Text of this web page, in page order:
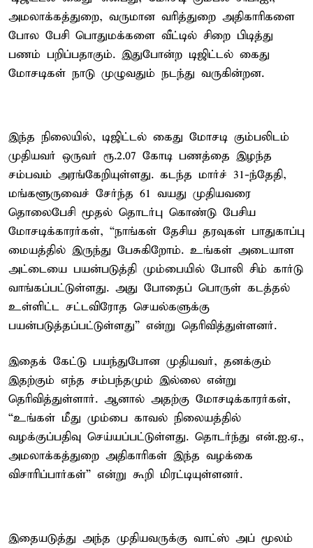
அமலாக்கத்துறை, வருமான வரித்துறை அதிகாரிகளை
போல பேசி பொதுமக்களை வீட்டில் சிறை பிடித்து
பணம் பறிப்பதாகும். இதுபோன்ற டிஜிட்டல் கைது
மோசடிகள் நாடு முழுவதும் நடந்து வருகின்றன.
இந்த நிலையில், டிஜிட்டல் கைது மோசடி கும்பலிடம்
முதியவர் ஒருவர் ரூ.2.07 கோடி பணத்தை இழந்த
சம்பவம் அரங்கேறியுள்ளது. கடந்த மார்ச் 31-ந்தேதி,
மங்களூருவைச் சேர்ந்த 61 வயது முதியவரை
தொலைபேசி மூதல் தொடர்பு கொண்டு பேசிய
மோசடிக்காரர்கள், “நாங்கள் தேசிய தரவுகள் பாதுகாப்பு
மையத்தில் இருந்து பேசுகிறோம். உங்கள் அடையாள
அட்டையை பயன்படுத்தி மும்பையில் போலி சிம் கார்டு
வாங்கப்பட்டுள்ளது. அது போதைப் பொருள் கடத்தல்
உள்ளிட்ட சட்டவிரோத செயல்களுக்கு
பயன்படுத்தப்பட்டுள்ளது” என்று தெரிவித்துள்ளனர்.
இதைக் கேட்டு பயந்துபோன முதியவர், தனக்கும்
இதற்கும் எந்த சம்பந்தமும் இல்லை என்று
தெரிவித்துள்ளார். ஆனால் அதற்கு மோசடிக்காரர்கள்,
“உங்கள் மீது மும்பை காவல் நிலையத்தில்
வழக்குப்பதிவு செய்யப்பட்டுள்ளது. தொடர்ந்து என்.ஐ.ஏ.,
அமலாக்கத்துறை அதிகாரிகள் இந்த வழக்கை
விசாரிப்பார்கள்” என்று கூறி மிரட்டியுள்ளனர்.
இதையடுத்து அந்த முதியவருக்கு வாட்ஸ் அப் மூலம்